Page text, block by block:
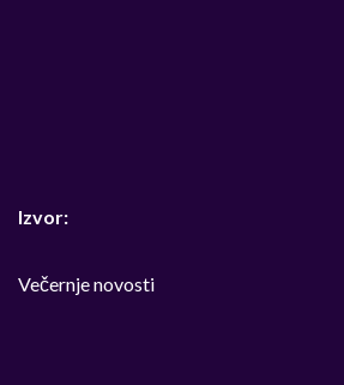
Izvor:
Večernje novosti